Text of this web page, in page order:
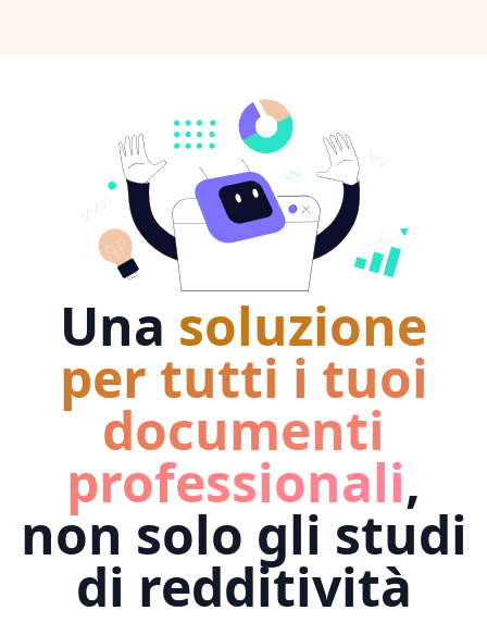
Una soluzione
per tutti i tuoi
documenti
professionali,
non solo gli studi
di redditività